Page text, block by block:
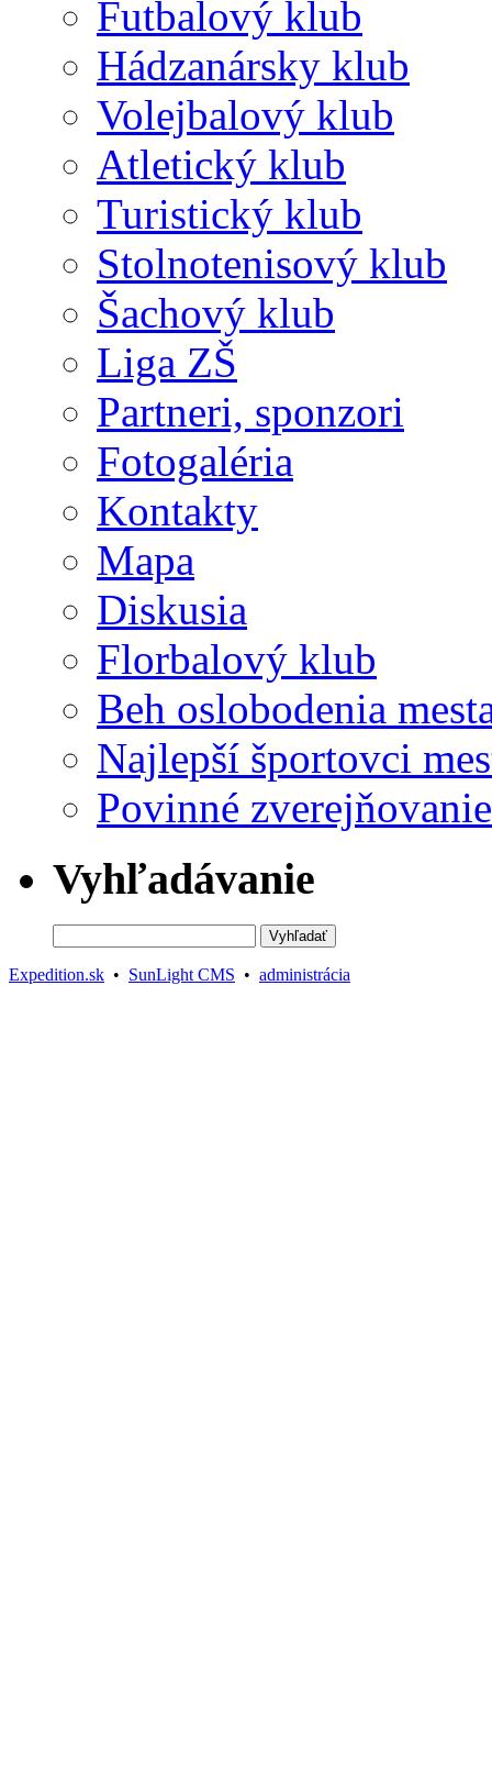
Futbalový klub
Hádzanársky klub
Volejbalový klub
Atletický klub
Turistický klub
Stolnotenisový klub
Šachový klub
Liga ZŠ
Partneri, sponzori
Fotogaléria
Kontakty
Mapa
Diskusia
Florbalový klub
Beh oslobodenia
Najlepší športovci
Povinné zverejňovanie
Vyhľadávanie
Expedition.sk • SunLight CMS • administrácia